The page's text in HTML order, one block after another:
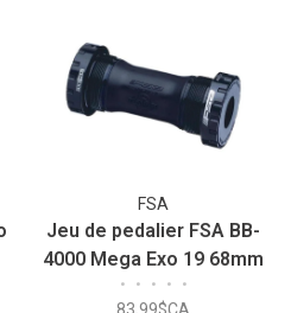
FSA
Jeu de pedalier FSA BB-
4000 Mega Exo 19 68mm
• • • • •
83,99$CA